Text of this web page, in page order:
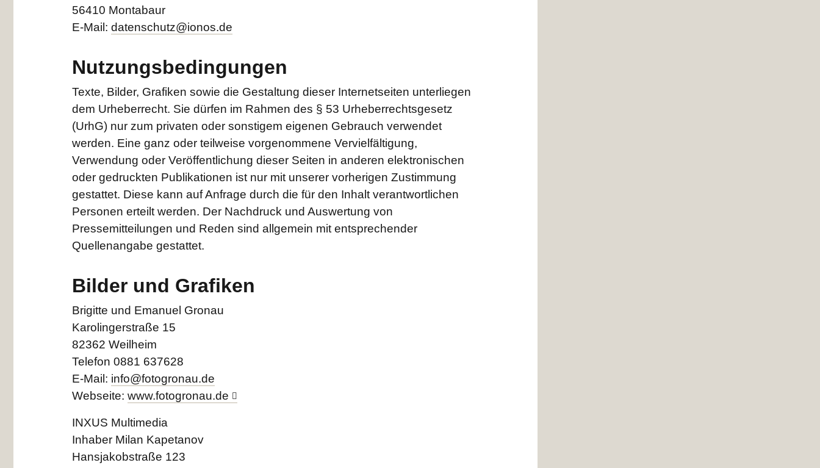
56410 Montabaur
E-Mail: datenschutz@ionos.de
Nutzungsbedingungen
Texte, Bilder, Grafiken sowie die Gestaltung dieser Internetseiten unterliegen
dem Urheberrecht. Sie dürfen im Rahmen des § 53 Urheberrechtsgesetz
(UrhG) nur zum privaten oder sonstigem eigenen Gebrauch verwendet
werden. Eine ganz oder teilweise vorgenommene Vervielfältigung,
Verwendung oder Veröffentlichung dieser Seiten in anderen elektronischen
oder gedruckten Publikationen ist nur mit unserer vorherigen Zustimmung
gestattet. Diese kann auf Anfrage durch die für den Inhalt verantwortlichen
Personen erteilt werden. Der Nachdruck und Auswertung von
Pressemitteilungen und Reden sind allgemein mit entsprechender
Quellenangabe gestattet.
Bilder und Grafiken
Brigitte und Emanuel Gronau
Karolingerstraße 15
82362 Weilheim
Telefon 0881 637628
E-Mail: info@fotogronau.de
Webseite: www.fotogronau.de
INXUS Multimedia
Inhaber Milan Kapetanov
Hansjakobstraße 123